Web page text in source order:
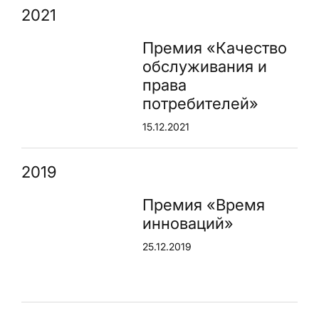
2021
Премия «Качество
обслуживания и
права
потребителей»
15.12.2021
2019
Премия «Время
инноваций»
25.12.2019